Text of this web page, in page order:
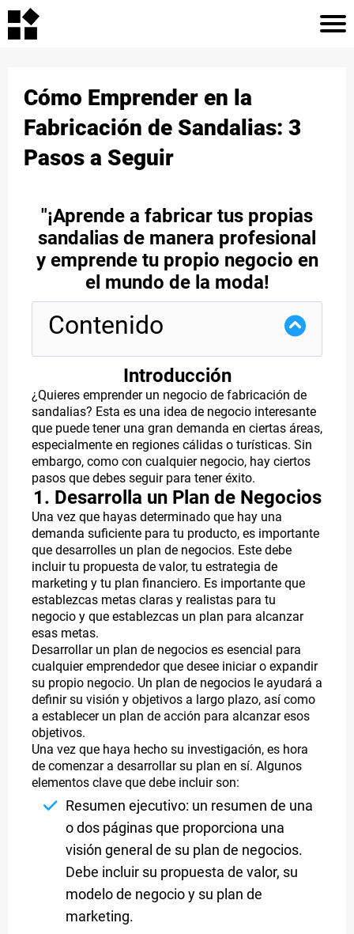
ARTICLES
ABOUT
CATEGORY
CATEGORY
2
CATEGORY
3
Cómo Emprender en la
Fabricación de Sandalias: 3
Pasos a Seguir
"¡Aprende a fabricar tus propias
sandalias de manera profesional
y emprende tu propio negocio en
el mundo de la moda!
Contenido
Introducción
¿Quieres emprender un negocio de fabricación de
sandalias? Esta es una idea de negocio interesante
que puede tener una gran demanda en ciertas áreas,
especialmente en regiones cálidas o turísticas. Sin
embargo, como con cualquier negocio, hay ciertos
pasos que debes seguir para tener éxito.
1. Desarrolla un Plan de Negocios
Una vez que hayas determinado que hay una
demanda suficiente para tu producto, es importante
que desarrolles un plan de negocios. Este debe
incluir tu propuesta de valor, tu estrategia de
marketing y tu plan financiero. Es importante que
establezcas metas claras y realistas para tu
negocio y que establezcas un plan para alcanzar
esas metas.
Desarrollar un plan de negocios es esencial para
cualquier emprendedor que desee iniciar o expandir
su propio negocio. Un plan de negocios le ayudará a
definir su visión y objetivos a largo plazo, así como
a establecer un plan de acción para alcanzar esos
objetivos.
Una vez que haya hecho su investigación, es hora
de comenzar a desarrollar su plan en sí. Algunos
elementos clave que debe incluir son:
Resumen ejecutivo: un resumen de una
o dos páginas que proporciona una
visión general de su plan de negocios.
Debe incluir su propuesta de valor, su
modelo de negocio y su plan de
marketing.